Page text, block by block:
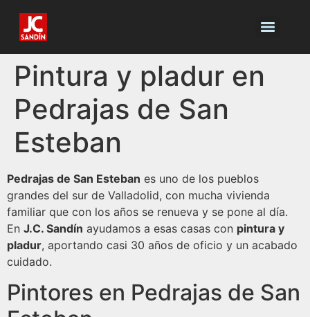
Pintura y pladur en
Pedrajas de San
Esteban
Pedrajas de San Esteban es uno de los pueblos
grandes del sur de Valladolid, con mucha vivienda
familiar que con los años se renueva y se pone al día.
En J.C. Sandín ayudamos a esas casas con pintura y
pladur, aportando casi 30 años de oficio y un acabado
cuidado.
Pintores en Pedrajas de San